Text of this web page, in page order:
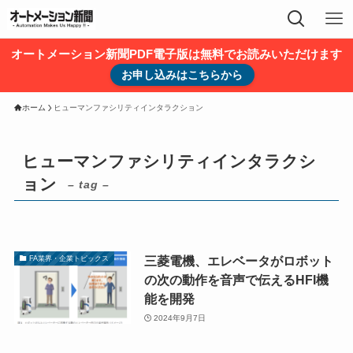
オートメーション新聞PDF電子版は無料でお読みいただけます
お申し込みはこちらから
ホーム ヒューマンファシリティインタラクション
ヒューマンファシリティインタラクシ
ョン
– tag –
FA業界・企業トピックス
三菱電機、エレベータがロボット
の次の動作を音声で伝えるHFI機
能を開発
2024年9月7日